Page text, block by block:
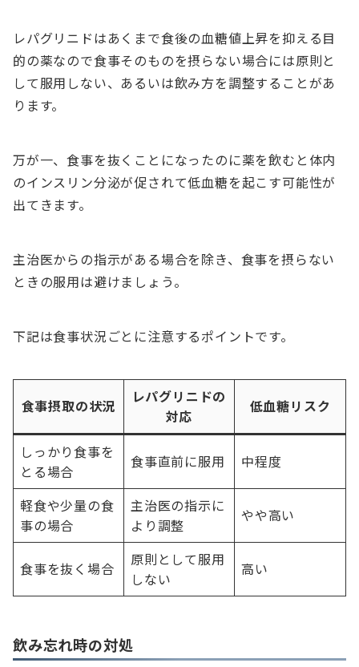
レパグリニドはあくまで食後の血糖値上昇を抑える目
的の薬なので食事そのものを摂らない場合には原則と
して服用しない、あるいは飲み方を調整することがあ
ります。
万が一、食事を抜くことになったのに薬を飲むと体内
のインスリン分泌が促されて低血糖を起こす可能性が
出てきます。
主治医からの指示がある場合を除き、食事を摂らない
ときの服用は避けましょう。
下記は食事状況ごとに注意するポイントです。
食事摂取の状況
レパグリニドの
対応
低血糖リスク
しっかり食事を
とる場合
食事直前に服用 中程度
軽食や少量の食
事の場合
主治医の指示に
より調整
やや高い
食事を抜く場合
原則として服用
しない
高い
飲み忘れ時の対処